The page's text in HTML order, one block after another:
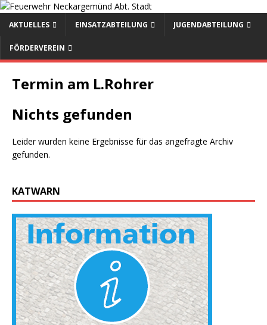
AKTUELLES EINSATZABTEILUNG JUGENDABTEILUNG
FÖRDERVEREIN
Termin am L.Rohrer
Nichts gefunden
Leider wurden keine Ergebnisse für das angefragte Archiv
gefunden.
KATWARN